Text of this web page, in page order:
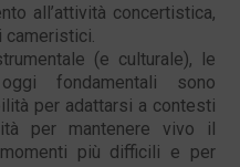
all’attività concertistica,
cameristici.
(e culturale), le
fondamentali sono
per adattarsi a contesti
per mantenere vivo il
più difficili e per